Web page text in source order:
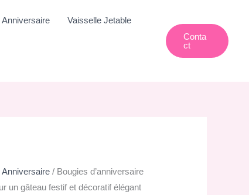
Anniversaire Vaisselle Jetable
Conta
Ct
Anniversaire / Bougies d’anniversaire
un gâteau festif et décoratif élégant